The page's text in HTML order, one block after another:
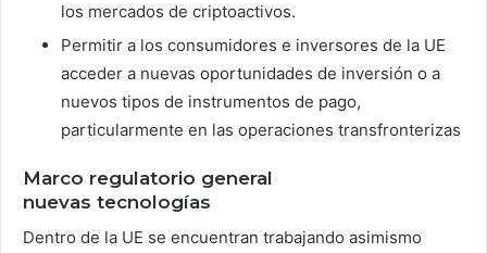
los mercados de criptoactivos.
Permitir a los consumidores e inversores de la UE
acceder a nuevas oportunidades de inversión o a
nuevos tipos de instrumentos de pago,
particularmente en las operaciones transfronterizas
Marco regulatorio general
nuevas tecnologías
Dentro de la UE se encuentran trabajando asimismo